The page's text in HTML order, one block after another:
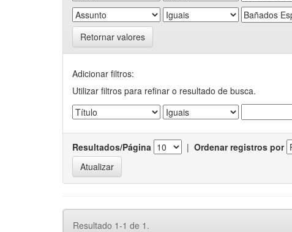
Retornar valores
Adicionar filtros:
Utilizar filtros para refinar o resultado de busca.
Resultados/Página | Ordenar registros por
Resultado 1-1 de 1.